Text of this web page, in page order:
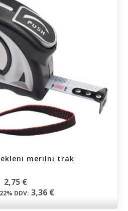
merilni trak
2,75 €
DDV: 3,36 €